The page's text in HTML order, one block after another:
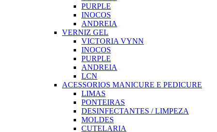
PURPLE
INOCOS
ANDREIA
VERNIZ GEL
VICTORIA VYNN
INOCOS
PURPLE
ANDREIA
LCN
ACESSORIOS MANICURE E PEDICURE
LIMAS
PONTEIRAS
DESINFECTANTES / LIMPEZA
MOLDES
CUTELARIA